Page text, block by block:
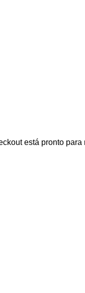
está pronto para